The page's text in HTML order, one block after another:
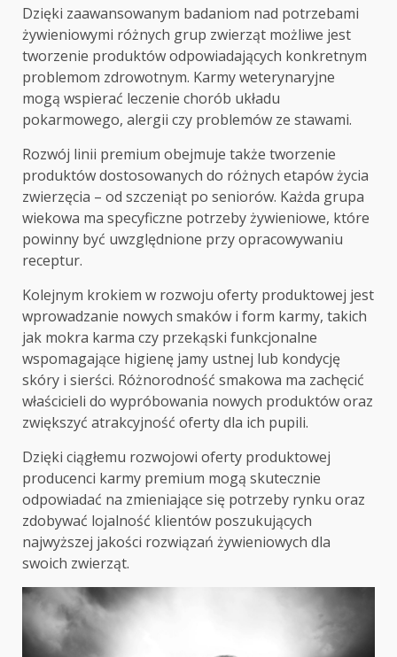
Dzięki zaawansowanym badaniom nad potrzebami
żywieniowymi różnych grup zwierząt możliwe jest
tworzenie produktów odpowiadających konkretnym
problemom zdrowotnym. Karmy weterynaryjne
mogą wspierać leczenie chorób układu
pokarmowego, alergii czy problemów ze stawami.
Rozwój linii premium obejmuje także tworzenie
produktów dostosowanych do różnych etapów życia
zwierzęcia – od szczeniąt po seniorów. Każda grupa
wiekowa ma specyficzne potrzeby żywieniowe, które
powinny być uwzględnione przy opracowywaniu
receptur.
Kolejnym krokiem w rozwoju oferty produktowej jest
wprowadzanie nowych smaków i form karmy, takich
jak mokra karma czy przekąski funkcjonalne
wspomagające higienę jamy ustnej lub kondycję
skóry i sierści. Różnorodność smakowa ma zachęcić
właścicieli do wypróbowania nowych produktów oraz
zwiększyć atrakcyjność oferty dla ich pupili.
Dzięki ciągłemu rozwojowi oferty produktowej
producenci karmy premium mogą skutecznie
odpowiadać na zmieniające się potrzeby rynku oraz
zdobywać lojalność klientów poszukujących
najwyższej jakości rozwiązań żywieniowych dla
swoich zwierząt.